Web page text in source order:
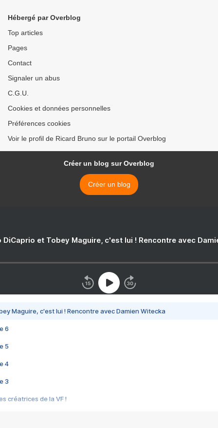
Hébergé par Overblog
Top articles
Pages
Contact
Signaler un abus
C.G.U.
Cookies et données personnelles
Préférences cookies
Voir le profil de Ricard Bruno sur le portail Overblog
Créer un blog sur Overblog
Créer un blog
DiCaprio et Tobey Maguire, c'est lui ! Rencontre avec
Maguire, c'est lui ! Rencontre avec Damien Witecka
6
5
4
3
créatrices de la VF !